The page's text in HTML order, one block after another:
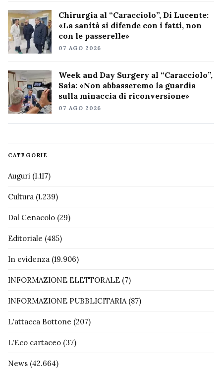
Chirurgia al “Caracciolo”, Di Lucente:
«La sanità si difende con i fatti, non
con le passerelle»
07 AGO 2026
Week and Day Surgery al “Caracciolo”,
Saia: «Non abbasseremo la guardia
sulla minaccia di riconversione»
07 AGO 2026
CATEGORIE
Auguri (1.117)
Cultura (1.239)
Dal Cenacolo (29)
Editoriale (485)
In evidenza (19.906)
INFORMAZIONE ELETTORALE (7)
INFORMAZIONE PUBBLICITARIA(87)
L'attacca Bottone (207)
L'Eco cartaceo (37)
News (42.664)